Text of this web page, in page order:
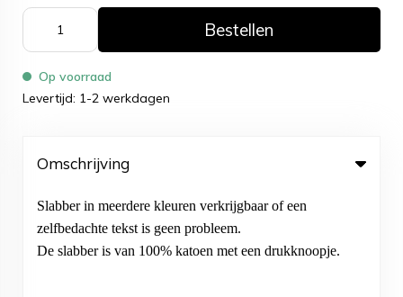
Bestellen
Op voorraad
Levertijd: 1-2 werkdagen
Omschrijving
Slabber in meerdere kleuren verkrijgbaar of een
zelfbedachte tekst is geen probleem.
De slabber is van 100% katoen met een drukknoopje.